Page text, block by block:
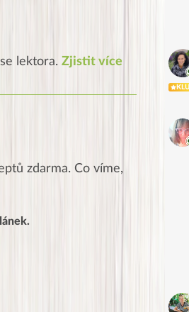
lektora. Zjistit více
zdarma. Co víme,